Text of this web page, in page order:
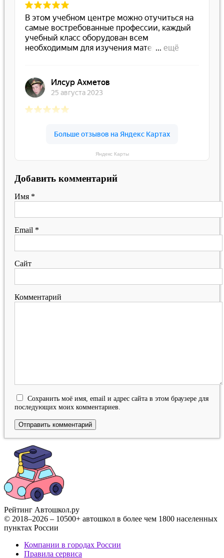
Яндекс Карты
Добавить комментарий
Имя *
Email *
Сайт
Комментарий
Сохранить моё имя, email и адрес сайта в этом браузере для
последующих моих комментариев.
Рейтинг Автошкол.ру
© 2018–2026 – 10500+ автошкол в более чем 1800 населенных
пунктах России
Компании в городах России
Правила сервиса